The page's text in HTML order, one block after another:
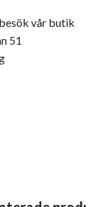
vår butik
51